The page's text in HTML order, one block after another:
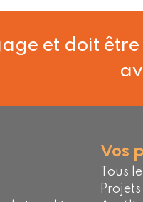
et doit
Vos
Tous